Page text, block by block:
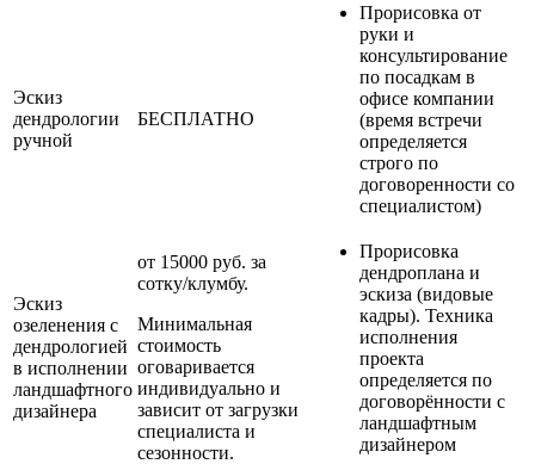
Эскиз
дендрологии
ручной
БЕСПЛАТНО
Прорисовка от
руки и
консультирование
по посадкам в
офисе компании
(время встречи
определяется
строго по
договоренности со
специалистом)
Эскиз
озеленения с
дендрологией
в исполнении
ландшафтного
дизайнера
от 15000 руб. за
сотку/клумбу.
Минимальная
стоимость
оговаривается
индивидуально и
зависит от загрузки
специалиста и
сезонности.
Прорисовка
дендроплана и
эскиза (видовые
кадры). Техника
исполнения
проекта
определяется по
договорённости с
ландшафтным
дизайнером